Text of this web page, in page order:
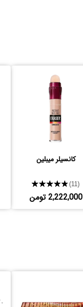
کانسیلر میبلین
★★★★★(11)
2,222,000 تومن